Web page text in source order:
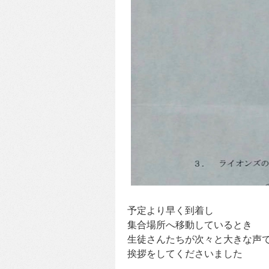
予定より早く到着し
集合場所へ移動しているとき
生徒さんたちが次々と大きな声
挨拶をしてくださいました